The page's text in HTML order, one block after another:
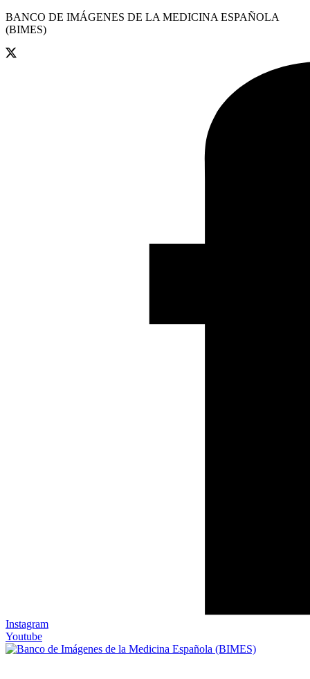
BANCO DE IMÁGENES DE LA MEDICINA ESPAÑOLA
(BIMES)
Instagram
Youtube